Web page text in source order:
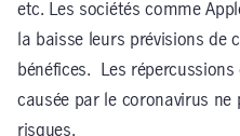
etc. Les sociétés comme
la baisse leurs prévisions de
bénéfices. Les répercussions
causée par le coronavirus ne
risques.